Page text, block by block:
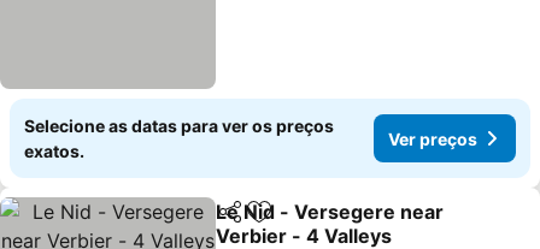
Selecione as datas para ver os preços
exatos.
Ver preços
PartilharAdicionar aos favoritos
Le Nid - Versegere near
Verbier - 4 Valleys